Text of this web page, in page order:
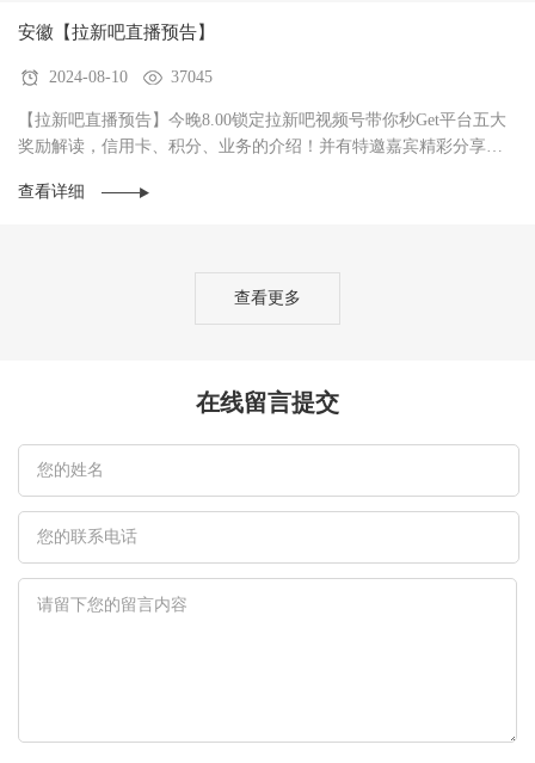
安徽【拉新吧直播预告】
2024-08-10 37045
【拉新吧直播预告】今晚8.00锁定拉新吧视频号带你秒Get平台五大
奖励解读，信用卡、积分、业务的介绍！并有特邀嘉宾精彩分享！
查看详细
查看更多
在线留言提交